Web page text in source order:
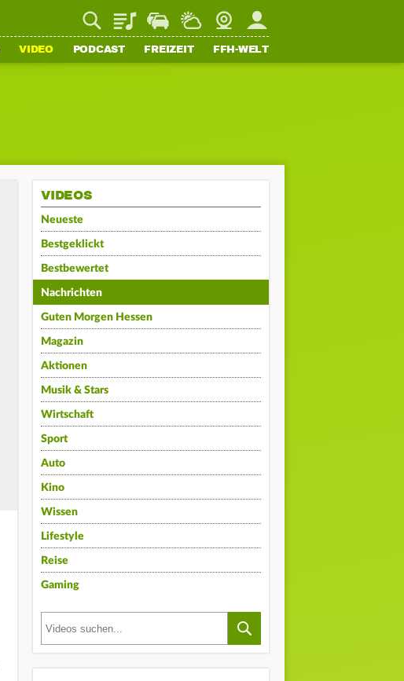
PlaylistStaupilotWetterWebcamMein FFH
VIDEO PODCAST FREIZEIT FFH-WELT
VIDEOS
Neueste
Bestgeklickt
Bestbewertet
Nachrichten
Guten Morgen Hessen
Magazin
Aktionen
Musik & Stars
Wirtschaft
Sport
Auto
Kino
Wissen
Lifestyle
Reise
Gaming